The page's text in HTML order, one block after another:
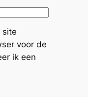
site
voor de
ik een